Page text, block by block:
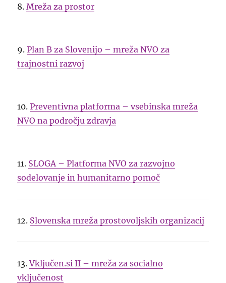
8.Mreža za prostor
9.Plan B za Slovenijo – mreža NVO za
trajnostni razvoj
10.Preventivna platforma – vsebinska mreža
NVO na področju zdravja
11. SLOGA – Platforma NVO za razvojno
sodelovanje in humanitarno pomoč
12. Slovenska mreža prostovoljskih organizacij
13.Vključen.si II – mreža za socialno
vključenost